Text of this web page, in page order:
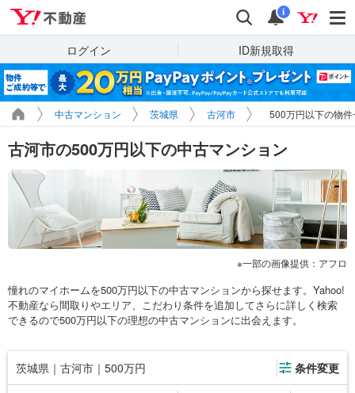
検索 通知
i
ログイン ID新規取得
中古マンション 茨城県 古河市 500万円以下の物件
古河市の500万円以下の中古マンション
一部の画像提供：アフロ
憧れのマイホームを500万円以下の中古マンションから探せます。Yahoo!
不動産なら間取りやエリア、こだわり条件を追加してさらに詳しく検索
できるので500万円以下の理想の中古マンションに出会えます。
茨城県｜古河市｜500万円 条件変更